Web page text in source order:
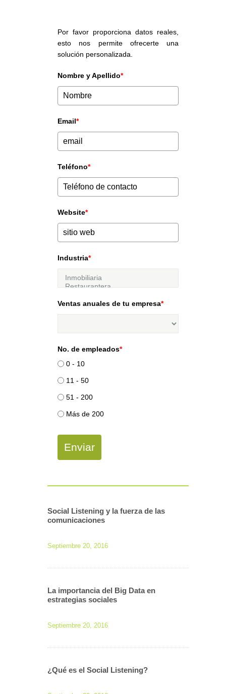
Por favor proporciona datos reales,
esto nos permite ofrecerte una
solución personalizada.
Nombre y Apellido*
Email*
Teléfono*
Website*
Industria*
Ventas anuales de tu empresa*
No. de empleados*
0 - 10
11 - 50
51 - 200
Más de 200
Enviar
Social Listening y la fuerza de las
comunicaciones
Septiembre 20, 2016
La importancia del Big Data en
estrategias sociales
Septiembre 20, 2016
¿Qué es el Social Listening?